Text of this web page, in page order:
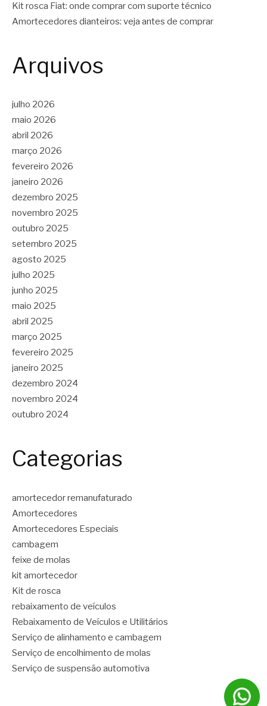
Kit rosca Fiat: onde comprar com suporte técnico
Amortecedores dianteiros: veja antes de comprar
Arquivos
julho 2026
maio 2026
abril 2026
março 2026
fevereiro 2026
janeiro 2026
dezembro 2025
novembro 2025
outubro 2025
setembro 2025
agosto 2025
julho 2025
junho 2025
maio 2025
abril 2025
março 2025
fevereiro 2025
janeiro 2025
dezembro 2024
novembro 2024
outubro 2024
Categorias
amortecedor remanufaturado
Amortecedores
Amortecedores Especiais
cambagem
feixe de molas
kit amortecedor
Kit de rosca
rebaixamento de veículos
Rebaixamento de Veículos e Utilitários
Serviço de alinhamento e cambagem
Serviço de encolhimento de molas
Serviço de suspensão automotiva